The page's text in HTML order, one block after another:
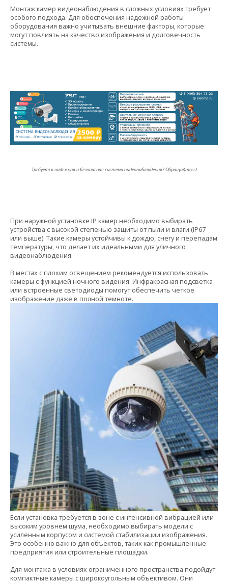
Монтаж камер видеонаблюдения в сложных условиях требует
особого подхода. Для обеспечения надежной работы
оборудования важно учитывать внешние факторы, которые
могут повлиять на качество изображения и долговечность
системы.
Требуется надежная и безопасная система видеонаблюдения?Обращайтесь!
При наружной установке IP камер необходимо выбирать
устройства с высокой степенью защиты от пыли и влаги (IP67
или выше). Такие камеры устойчивы к дождю, снегу и перепадам
температуры, что делает их идеальными для уличного
видеонаблюдения.
В местах с плохим освещением рекомендуется использовать
камеры с функцией ночного видения. Инфракрасная подсветка
или встроенные светодиоды помогут обеспечить четкое
изображение даже в полной темноте.
Если установка требуется в зоне с интенсивной вибрацией или
высоким уровнем шума, необходимо выбирать модели с
усиленным корпусом и системой стабилизации изображения.
Это особенно важно для объектов, таких как промышленные
предприятия или строительные площадки.
Для монтажа в условиях ограниченного пространства подойдут
компактные камеры с широкоугольным объективом. Они